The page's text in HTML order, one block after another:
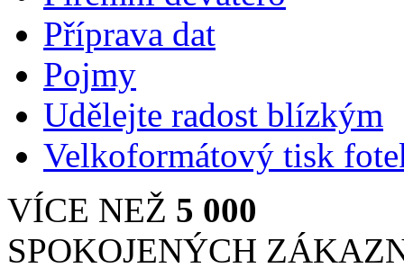
Příprava dat
Pojmy
Udělejte radost blízkým
Velkoformátový tisk
VÍCE NEŽ 5 000
SPOKOJENÝCH